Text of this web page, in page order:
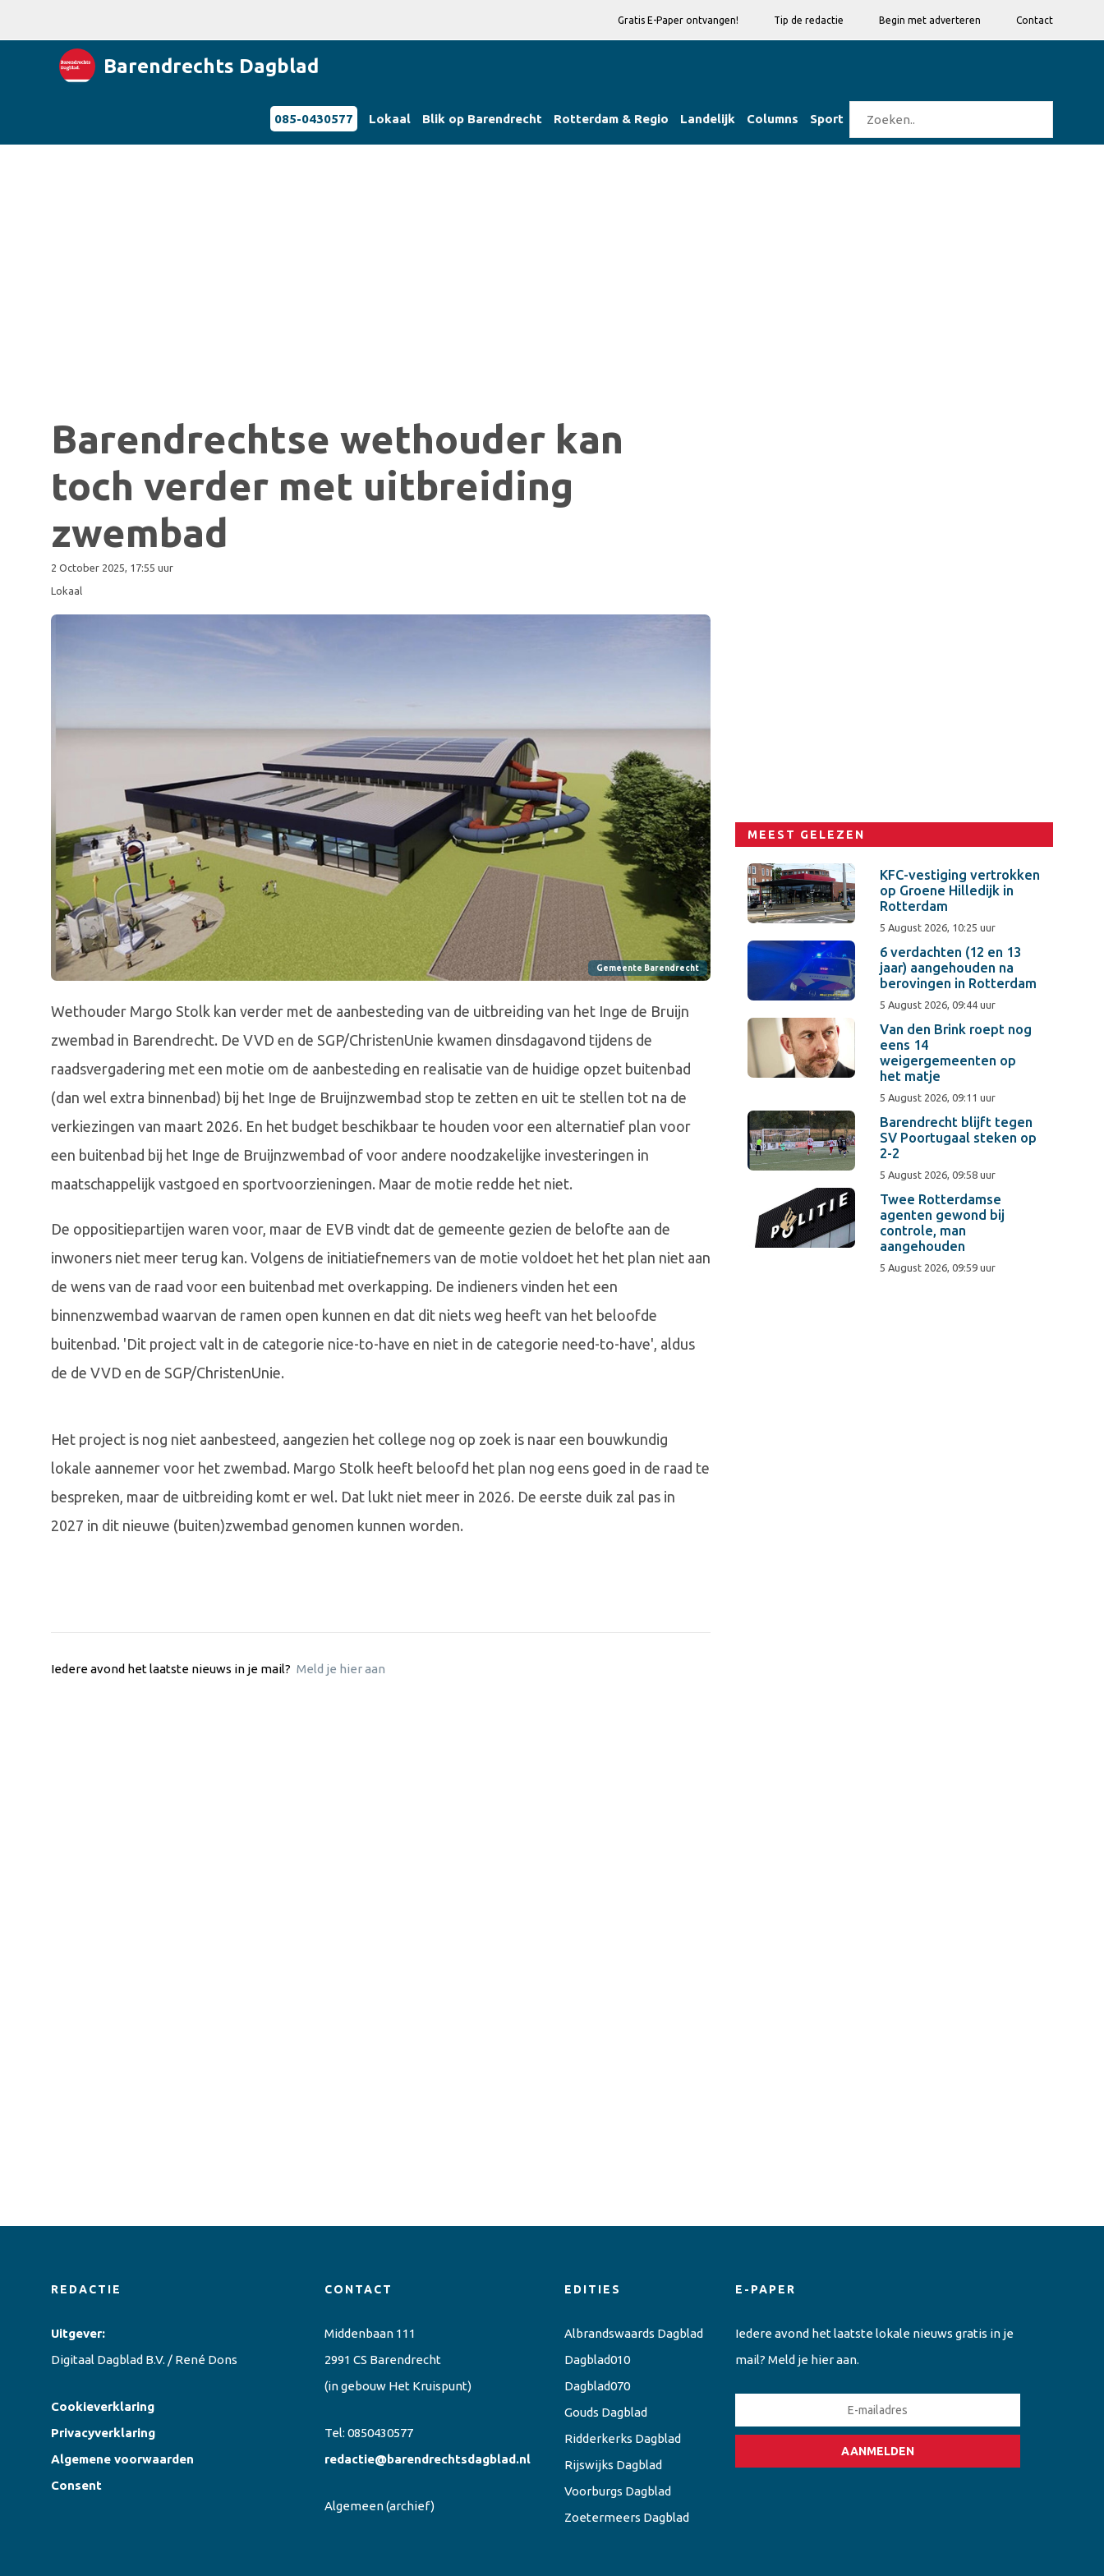
Gratis E-Paper ontvangen! Tip de redactie Begin met adverteren Contact
Barendrechts Dagblad
085-0430577 Lokaal Blik op Barendrecht Rotterdam & Regio Landelijk Columns Sport
Barendrechtse wethouder kan
toch verder met uitbreiding
zwembad
2 October 2025, 17:55 uur
Lokaal
Gemeente Barendrecht
Wethouder Margo Stolk kan verder met de aanbesteding van de uitbreiding van het Inge de Bruijn
zwembad in Barendrecht. De VVD en de SGP/ChristenUnie kwamen dinsdagavond tijdens de
raadsvergadering met een motie om de aanbesteding en realisatie van de huidige opzet buitenbad
(dan wel extra binnenbad) bij het Inge de Bruijnzwembad stop te zetten en uit te stellen tot na de
verkiezingen van maart 2026. En het budget beschikbaar te houden voor een alternatief plan voor
een buitenbad bij het Inge de Bruijnzwembad of voor andere noodzakelijke investeringen in
maatschappelijk vastgoed en sportvoorzieningen. Maar de motie redde het niet.
De oppositiepartijen waren voor, maar de EVB vindt dat de gemeente gezien de belofte aan de
inwoners niet meer terug kan. Volgens de initiatiefnemers van de motie voldoet het het plan niet aan
de wens van de raad voor een buitenbad met overkapping. De indieners vinden het een
binnenzwembad waarvan de ramen open kunnen en dat dit niets weg heeft van het beloofde
buitenbad. 'Dit project valt in de categorie nice-to-have en niet in de categorie need-to-have', aldus
de de VVD en de SGP/ChristenUnie.
Het project is nog niet aanbesteed, aangezien het college nog op zoek is naar een bouwkundig
lokale aannemer voor het zwembad. Margo Stolk heeft beloofd het plan nog eens goed in de raad te
bespreken, maar de uitbreiding komt er wel. Dat lukt niet meer in 2026. De eerste duik zal pas in
2027 in dit nieuwe (buiten)zwembad genomen kunnen worden.
Iedere avond het laatste nieuws in je mail? Meld je hier aan
MEEST GELEZEN
KFC-vestiging vertrokken
op Groene Hilledijk in
Rotterdam
5 August 2026, 10:25 uur
6 verdachten (12 en 13
jaar) aangehouden na
berovingen in Rotterdam
5 August 2026, 09:44 uur
Van den Brink roept nog
eens 14
weigergemeenten op
het matje
5 August 2026, 09:11 uur
Barendrecht blijft tegen
SV Poortugaal steken op
2-2
5 August 2026, 09:58 uur
Twee Rotterdamse
agenten gewond bij
controle, man
aangehouden
5 August 2026, 09:59 uur
REDACTIE
Uitgever:
Digitaal Dagblad B.V. / René Dons
Cookieverklaring
Privacyverklaring
Algemene voorwaarden
Consent
CONTACT
Middenbaan 111
2991 CS Barendrecht
(in gebouw Het Kruispunt)
Tel: 0850430577
redactie@barendrechtsdagblad.nl
Algemeen(archief)
EDITIES
Albrandswaards Dagblad
Dagblad010
Dagblad070
Gouds Dagblad
Ridderkerks Dagblad
Rijswijks Dagblad
Voorburgs Dagblad
Zoetermeers Dagblad
E-PAPER
Iedere avond het laatste lokale nieuws gratis in je
mail? Meld je hier aan.